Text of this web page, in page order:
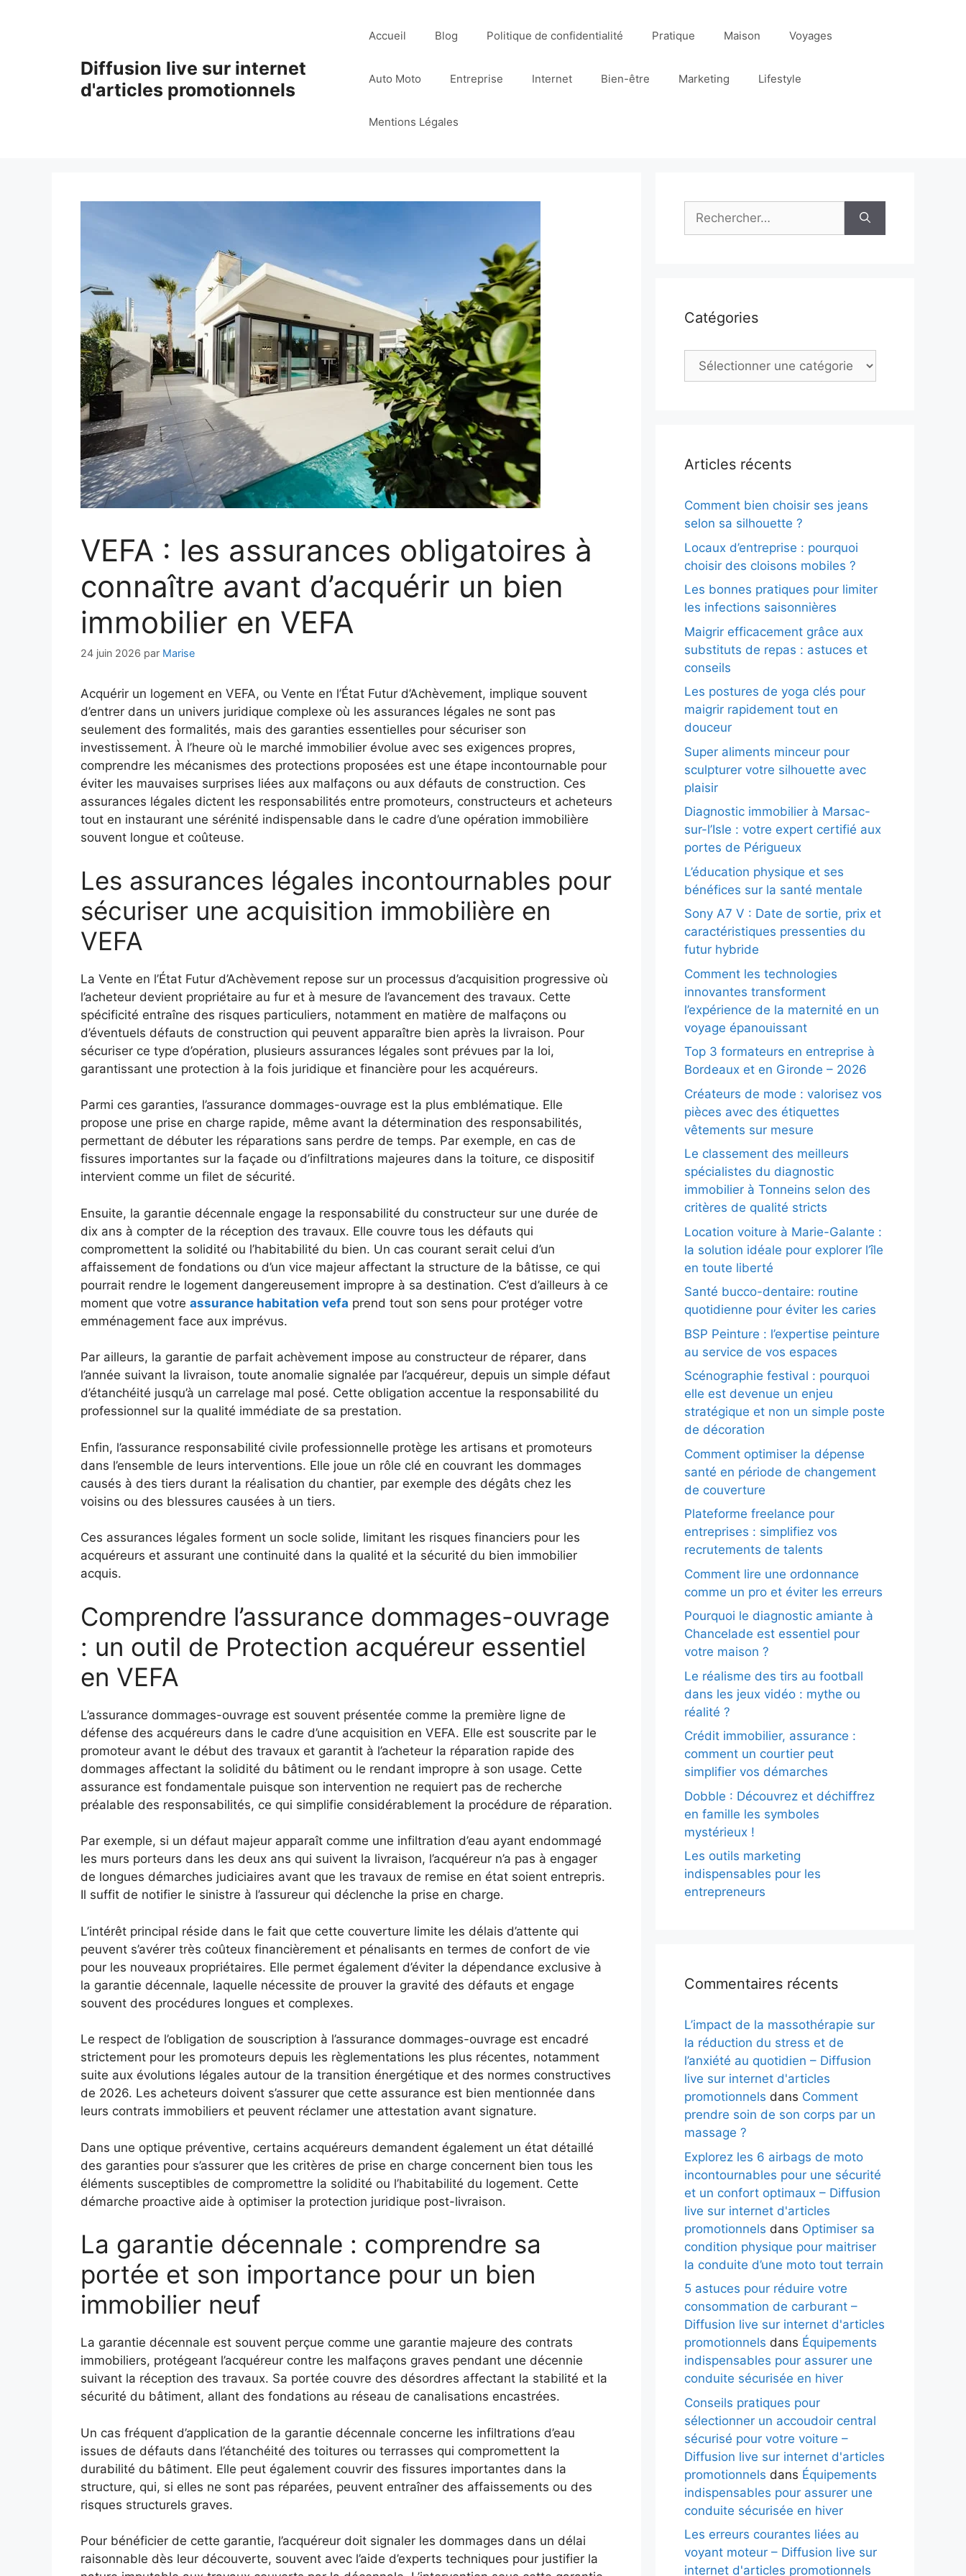
Diffusion live sur internet
d'articles promotionnels
Accueil Blog Politique de confidentialité Pratique Maison Voyages
Auto Moto Entreprise Internet Bien-être Marketing Lifestyle
Mentions Légales
VEFA : les assurances obligatoires à
connaître avant d’acquérir un bien
immobilier en VEFA
24 juin 2026 par Marise
Acquérir un logement en VEFA, ou Vente en l’État Futur d’Achèvement, implique souvent
d’entrer dans un univers juridique complexe où les assurances légales ne sont pas
seulement des formalités, mais des garanties essentielles pour sécuriser son
investissement. À l’heure où le marché immobilier évolue avec ses exigences propres,
comprendre les mécanismes des protections proposées est une étape incontournable pour
éviter les mauvaises surprises liées aux malfaçons ou aux défauts de construction. Ces
assurances légales dictent les responsabilités entre promoteurs, constructeurs et acheteurs
tout en instaurant une sérénité indispensable dans le cadre d’une opération immobilière
souvent longue et coûteuse.
Les assurances légales incontournables pour
sécuriser une acquisition immobilière en
VEFA
La Vente en l’État Futur d’Achèvement repose sur un processus d’acquisition progressive où
l’acheteur devient propriétaire au fur et à mesure de l’avancement des travaux. Cette
spécificité entraîne des risques particuliers, notamment en matière de malfaçons ou
d’éventuels défauts de construction qui peuvent apparaître bien après la livraison. Pour
sécuriser ce type d’opération, plusieurs assurances légales sont prévues par la loi,
garantissant une protection à la fois juridique et financière pour les acquéreurs.
Parmi ces garanties, l’assurance dommages-ouvrage est la plus emblématique. Elle
propose une prise en charge rapide, même avant la détermination des responsabilités,
permettant de débuter les réparations sans perdre de temps. Par exemple, en cas de
fissures importantes sur la façade ou d’infiltrations majeures dans la toiture, ce dispositif
intervient comme un filet de sécurité.
Ensuite, la garantie décennale engage la responsabilité du constructeur sur une durée de
dix ans à compter de la réception des travaux. Elle couvre tous les défauts qui
compromettent la solidité ou l’habitabilité du bien. Un cas courant serait celui d’un
affaissement de fondations ou d’un vice majeur affectant la structure de la bâtisse, ce qui
pourrait rendre le logement dangereusement impropre à sa destination. C’est d’ailleurs à ce
moment que votre assurance habitation vefa prend tout son sens pour protéger votre
emménagement face aux imprévus.
Par ailleurs, la garantie de parfait achèvement impose au constructeur de réparer, dans
l’année suivant la livraison, toute anomalie signalée par l’acquéreur, depuis un simple défaut
d’étanchéité jusqu’à un carrelage mal posé. Cette obligation accentue la responsabilité du
professionnel sur la qualité immédiate de sa prestation.
Enfin, l’assurance responsabilité civile professionnelle protège les artisans et promoteurs
dans l’ensemble de leurs interventions. Elle joue un rôle clé en couvrant les dommages
causés à des tiers durant la réalisation du chantier, par exemple des dégâts chez les
voisins ou des blessures causées à un tiers.
Ces assurances légales forment un socle solide, limitant les risques financiers pour les
acquéreurs et assurant une continuité dans la qualité et la sécurité du bien immobilier
acquis.
Comprendre l’assurance dommages-ouvrage
: un outil de Protection acquéreur essentiel
en VEFA
L’assurance dommages-ouvrage est souvent présentée comme la première ligne de
défense des acquéreurs dans le cadre d’une acquisition en VEFA. Elle est souscrite par le
promoteur avant le début des travaux et garantit à l’acheteur la réparation rapide des
dommages affectant la solidité du bâtiment ou le rendant impropre à son usage. Cette
assurance est fondamentale puisque son intervention ne requiert pas de recherche
préalable des responsabilités, ce qui simplifie considérablement la procédure de réparation.
Par exemple, si un défaut majeur apparaît comme une infiltration d’eau ayant endommagé
les murs porteurs dans les deux ans qui suivent la livraison, l’acquéreur n’a pas à engager
de longues démarches judiciaires avant que les travaux de remise en état soient entrepris.
Il suffit de notifier le sinistre à l’assureur qui déclenche la prise en charge.
L’intérêt principal réside dans le fait que cette couverture limite les délais d’attente qui
peuvent s’avérer très coûteux financièrement et pénalisants en termes de confort de vie
pour les nouveaux propriétaires. Elle permet également d’éviter la dépendance exclusive à
la garantie décennale, laquelle nécessite de prouver la gravité des défauts et engage
souvent des procédures longues et complexes.
Le respect de l’obligation de souscription à l’assurance dommages-ouvrage est encadré
strictement pour les promoteurs depuis les règlementations les plus récentes, notamment
suite aux évolutions légales autour de la transition énergétique et des normes constructives
de 2026. Les acheteurs doivent s’assurer que cette assurance est bien mentionnée dans
leurs contrats immobiliers et peuvent réclamer une attestation avant signature.
Dans une optique préventive, certains acquéreurs demandent également un état détaillé
des garanties pour s’assurer que les critères de prise en charge concernent bien tous les
éléments susceptibles de compromettre la solidité ou l’habitabilité du logement. Cette
démarche proactive aide à optimiser la protection juridique post-livraison.
La garantie décennale : comprendre sa
portée et son importance pour un bien
immobilier neuf
La garantie décennale est souvent perçue comme une garantie majeure des contrats
immobiliers, protégeant l’acquéreur contre les malfaçons graves pendant une décennie
suivant la réception des travaux. Sa portée couvre des désordres affectant la stabilité et la
sécurité du bâtiment, allant des fondations au réseau de canalisations encastrées.
Un cas fréquent d’application de la garantie décennale concerne les infiltrations d’eau
issues de défauts dans l’étanchéité des toitures ou terrasses qui compromettent la
durabilité du bâtiment. Elle peut également couvrir des fissures importantes dans la
structure, qui, si elles ne sont pas réparées, peuvent entraîner des affaissements ou des
risques structurels graves.
Pour bénéficier de cette garantie, l’acquéreur doit signaler les dommages dans un délai
raisonnable dès leur découverte, souvent avec l’aide d’experts techniques pour justifier la
Rechercher :
Catégories
Catégories
Articles récents
Comment bien choisir ses jeans
selon sa silhouette ?
Locaux d’entreprise : pourquoi
choisir des cloisons mobiles ?
Les bonnes pratiques pour limiter
les infections saisonnières
Maigrir efficacement grâce aux
substituts de repas : astuces et
conseils
Les postures de yoga clés pour
maigrir rapidement tout en
douceur
Super aliments minceur pour
sculpturer votre silhouette avec
plaisir
Diagnostic immobilier à Marsac-
sur-l’Isle : votre expert certifié aux
portes de Périgueux
L’éducation physique et ses
bénéfices sur la santé mentale
Sony A7 V : Date de sortie, prix et
caractéristiques pressenties du
futur hybride
Comment les technologies
innovantes transforment
l’expérience de la maternité en un
voyage épanouissant
Top 3 formateurs en entreprise à
Bordeaux et en Gironde – 2026
Créateurs de mode : valorisez vos
pièces avec des étiquettes
vêtements sur mesure
Le classement des meilleurs
spécialistes du diagnostic
immobilier à Tonneins selon des
critères de qualité stricts
Location voiture à Marie-Galante :
la solution idéale pour explorer l’île
en toute liberté
Santé bucco-dentaire: routine
quotidienne pour éviter les caries
BSP Peinture : l’expertise peinture
au service de vos espaces
Scénographie festival : pourquoi
elle est devenue un enjeu
stratégique et non un simple poste
de décoration
Comment optimiser la dépense
santé en période de changement
de couverture
Plateforme freelance pour
entreprises : simplifiez vos
recrutements de talents
Comment lire une ordonnance
comme un pro et éviter les erreurs
Pourquoi le diagnostic amiante à
Chancelade est essentiel pour
votre maison ?
Le réalisme des tirs au football
dans les jeux vidéo : mythe ou
réalité ?
Crédit immobilier, assurance :
comment un courtier peut
simplifier vos démarches
Dobble : Découvrez et déchiffrez
en famille les symboles
mystérieux !
Les outils marketing
indispensables pour les
entrepreneurs
Commentaires récents
L’impact de la massothérapie sur
la réduction du stress et de
l’anxiété au quotidien – Diffusion
live sur internet d'articles
promotionnels dans Comment
prendre soin de son corps par un
massage ?
Explorez les 6 airbags de moto
incontournables pour une sécurité
et un confort optimaux – Diffusion
live sur internet d'articles
promotionnels dans Optimiser sa
condition physique pour maitriser
la conduite d’une moto tout terrain
5 astuces pour réduire votre
consommation de carburant –
Diffusion live sur internet d'articles
promotionnels dans Équipements
indispensables pour assurer une
conduite sécurisée en hiver
Conseils pratiques pour
sélectionner un accoudoir central
sécurisé pour votre voiture –
Diffusion live sur internet d'articles
promotionnels dans Équipements
indispensables pour assurer une
conduite sécurisée en hiver
Les erreurs courantes liées au
voyant moteur – Diffusion live sur
internet d'articles promotionnels